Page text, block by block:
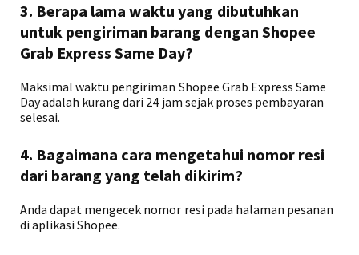
3. Berapa lama waktu yang dibutuhkan
untuk pengiriman barang dengan Shopee
Grab Express Same Day?
Maksimal waktu pengiriman Shopee Grab Express Same
Day adalah kurang dari 24 jam sejak proses pembayaran
selesai.
4. Bagaimana cara mengetahui nomor resi
dari barang yang telah dikirim?
Anda dapat mengecek nomor resi pada halaman pesanan
di aplikasi Shopee.